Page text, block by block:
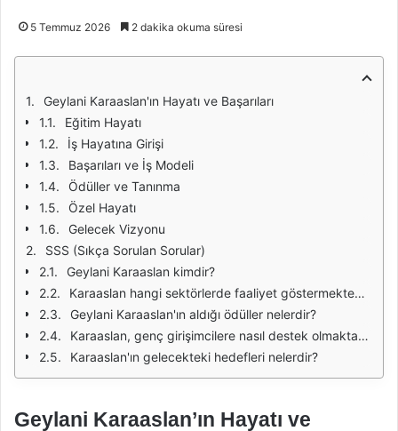
5 Temmuz 2026 2 dakika okuma süresi
Geylani Karaaslan'ın Hayatı ve Başarıları
Eğitim Hayatı
İş Hayatına Girişi
Başarıları ve İş Modeli
Ödüller ve Tanınma
Özel Hayatı
Gelecek Vizyonu
SSS (Sıkça Sorulan Sorular)
Geylani Karaaslan kimdir?
Karaaslan hangi sektörlerde faaliyet göstermektedir?
Geylani Karaaslan'ın aldığı ödüller nelerdir?
Karaaslan, genç girişimcilere nasıl destek olmaktadır?
Karaaslan'ın gelecekteki hedefleri nelerdir?
Geylani Karaaslan’ın Hayatı ve